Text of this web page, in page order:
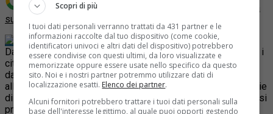
Aggiungi Quotidiano Piemontese come
Fonte preferita
su Google
Si chiudono oggi gli Eporedia Active
Days, momento di avvicinamento allo sport che ha coinvolto i
cittadini di Ivrea portando in città anche centinaia di persone
da fuori città. L’obiettivo degli EAD è di portare lo sport
all’aperto a portata di tutti organizzando competizioni su varie
discipline utilizzando il territorio cittadino e dei dintorni che si
presta particolarmente bene ad attività di questo tipo. In
Scopri di più
I tuoi dati personali verranno trattati da 431 partner e le
informazioni raccolte dal tuo dispositivo (come cookie,
identificatori univoci e altri dati del dispositivo) potrebbero
essere condivise con questi ultimi, da loro visualizzate e
memorizzate oppure essere usate nello specifico da questo
sito. Noi e i nostri partner potremmo utilizzare dati di
localizzazione esatti. Elenco dei partner.
Alcuni fornitori potrebbero trattare i tuoi dati personali sulla
base dell'interesse legittimo, al quale puoi opporti gestendo